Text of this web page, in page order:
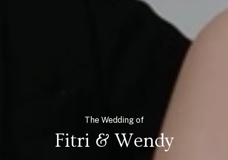
The Wedding of
Fitri & Wendy